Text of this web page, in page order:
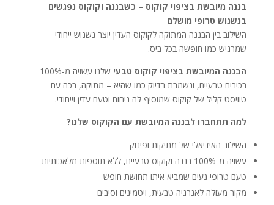
בננה מיובשת בציפוי קוקוס – כשבננה וקוקוס נפגשים
בנשנוש טרופי מושלם
השילוב בין הבננה המתוקה לקוקוס העדין יוצר נשנוש ייחודי
שמרגיש כמו חופשה בכל ביס.
הבננה המיובשת בציפוי קוקוס טבעי
שלנו עשויה מ-100%
רכיבים טבעיים, ונשמרת בדיוק כמו שהיא – מתוקה, רכה עם
טוויסט קליל של קוקוס שמוסיף לה ניחוח וטעם עדין וייחודי.
למה תתחברו לבננה המיובשת עם הקוקוס שלנו?
השילוב האידיאלי של מתיקות ופינוק
עשויה מ-100% בננה וקוקוס טבעיים, ללא תוספות מלאכותיות
טעם טרופי נעים שמביא איתו תחושת חופש
מקור מעולה לאנרגיה טבעית, ויטמינים וסיבים